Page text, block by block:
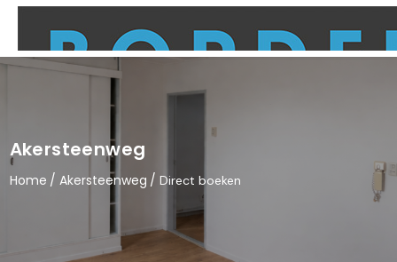
Akersteenweg
Home Akersteenweg Direct boeken